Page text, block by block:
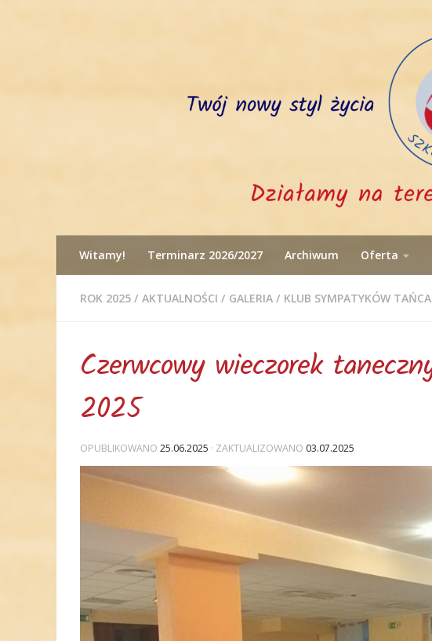
Witamy! Terminarz 2026/2027 Archiwum Oferta
ROK 2025 / AKTUALNOŚCI / GALERIA / KLUB SYMPATYKÓW TAŃCA
Czerwcowy wieczorek
2025
OPUBLIKOWANO 25.06.2025 · ZAKTUALIZOWANO 03.07.2025